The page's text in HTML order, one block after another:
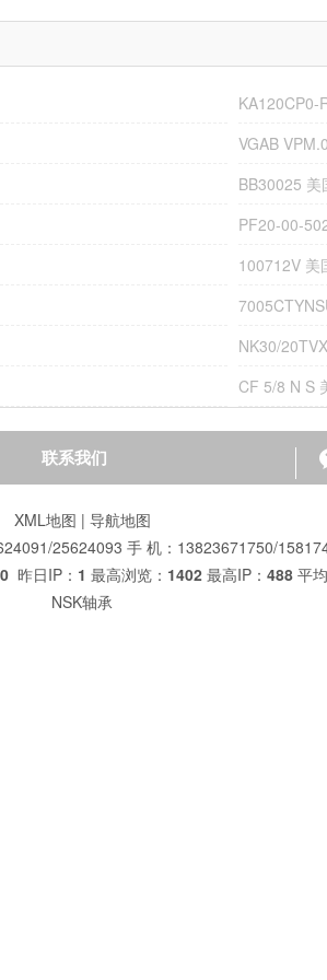
KA120CP0-
VGAB
BB30025 美
PF20-00-
100712V 美
NK30/
CF 5/8 N S
联系我们
XML地图 | 导航地图
25624093 手 机：13823671750/
0昨日IP： 1 最高浏览： 1402最高IP： 488平
NSK轴承